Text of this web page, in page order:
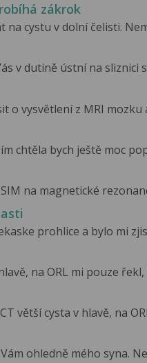
zákrok
na cystu v dolní čelisti.
v dutině ústní na sliznici
o vysvětlení z MRI mozku
chtěla bych ještě moc
na magnetické
prohlice a bylo mi
na ORL mi pouze řekl,
větší cysta v hlavě, na
ohledně mého syna.